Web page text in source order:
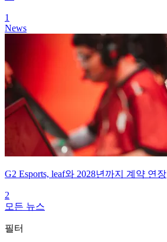
1
News
G2 Esports, leaf와 2028년까지 계약 연장
2
모든 뉴스
필터